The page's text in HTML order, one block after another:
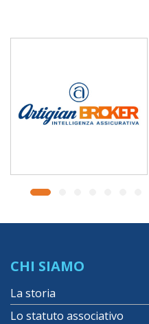
CHI SIAMO
La storia
Lo statuto associativo